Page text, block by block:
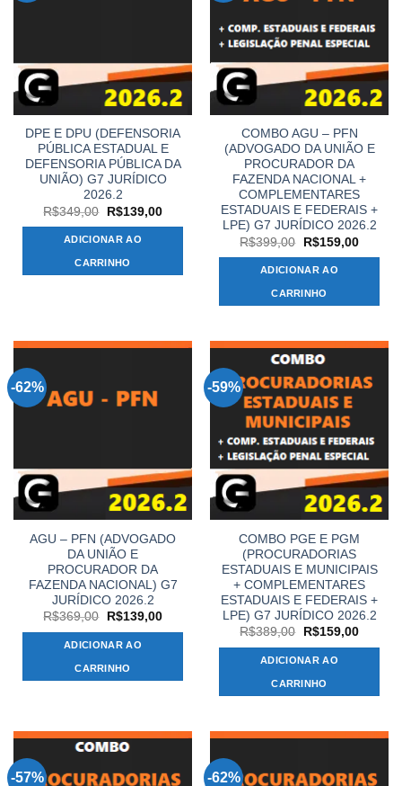
DPE E DPU (DEFENSORIA
PÚBLICA ESTADUAL E
DEFENSORIA PÚBLICA DA
UNIÃO) G7 JURÍDICO
2026.2
R$349,00
O
original
era:
R$349,00.
R$139,00O
R$139,00.
ADICIONAR AO
CARRINHO
COMBO AGU – PFN
(ADVOGADO DA UNIÃO E
PROCURADOR DA
FAZENDA NACIONAL +
COMPLEMENTARES
ESTADUAIS E FEDERAIS +
LPE) G7 JURÍDICO 2026.2
R$399,00
O
original
era:
R$399,00.
R$159,00O
ADICIONAR AO
CARRINHO
-62%
AGU – PFN (ADVOGADO
DA UNIÃO E
PROCURADOR DA
FAZENDA NACIONAL) G7
JURÍDICO 2026.2
R$369,00
O
original
era:
R$369,00.
R$139,00O
ADICIONAR AO
CARRINHO
-59%
COMBO PGE E PGM
(PROCURADORIAS
ESTADUAIS E MUNICIPAIS
+ COMPLEMENTARES
ESTADUAIS E FEDERAIS +
LPE) G7 JURÍDICO 2026.2
R$389,00
O
original
era:
R$389,00.
R$159,00O
ADICIONAR AO
CARRINHO
-57% -62%